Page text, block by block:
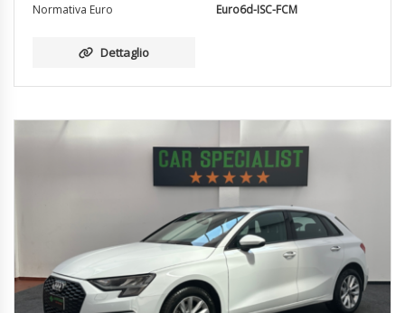
Normativa Euro
Euro6d-ISC-FCM
Dettaglio